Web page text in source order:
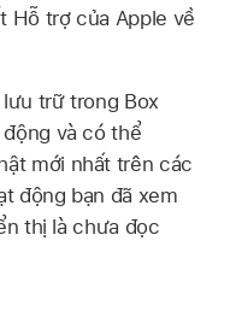
Hỗ trợ của Apple về
trữ trong Box
và có thể
mới nhất trên các
động bạn đã xem
thị là chưa đọc